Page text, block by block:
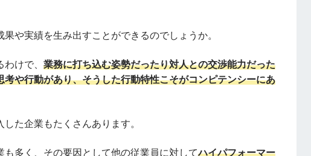
や実績を生み出すことができるのでしょうか。
けで、 業務に打ち込む姿勢だったり対人との交渉能力だった
や行動があり、そうした行動特性こそがコンピテンシーにあ
た企業もたくさんあります。
も多く、その要因として他の従業員に対してハイパフォーマー